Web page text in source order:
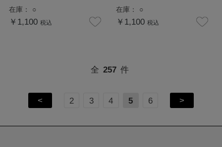
在庫： ○
￥1,100 税込
在庫： ○
￥1,100 税込
全 257 件
< 2 3 4 5 6 >